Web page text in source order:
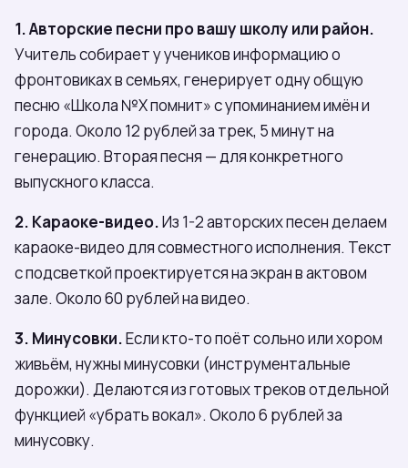
1. Авторские песни про вашу школу или район.
Учитель собирает у учеников информацию о
фронтовиках в семьях, генерирует одну общую
песню «Школа №X помнит» с упоминанием имён и
города. Около 12 рублей за трек, 5 минут на
генерацию. Вторая песня — для конкретного
выпускного класса.
2. Караоке-видео.Из 1-2 авторских песен делаем
караоке-видео для совместного исполнения. Текст
с подсветкой проектируется на экран в актовом
зале. Около 60 рублей на видео.
3. Минусовки.Если кто-то поёт сольно или хором
живьём, нужны минусовки (инструментальные
дорожки). Делаются из готовых треков отдельной
функцией «убрать вокал». Около 6 рублей за
минусовку.